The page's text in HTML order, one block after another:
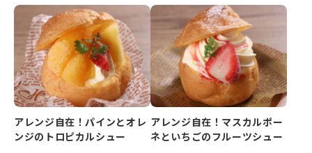
アレンジ自在！パインとオレ
ンジのトロピカルシュー
アレンジ自在！マスカルポー
ネといちごのフルーツシュー